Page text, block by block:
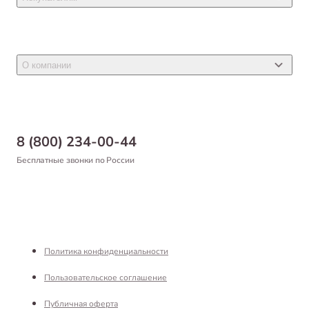
8 (800) 234-00-44
Бесплатные звонки по России
Товары для птиц
Новости
Самовывоз
Оформление заказа
О компании
Благотворительный фонд
Реквизиты
Политика конфиденциальности
Пользовательское соглашение
Публичная оферта